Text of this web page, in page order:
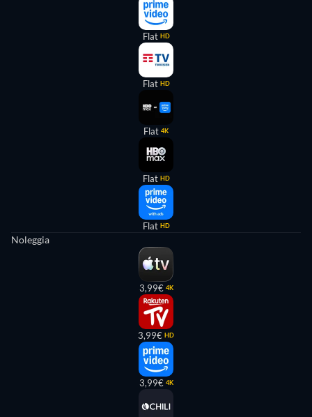
Flat HD
Flat HD
Flat 4K
Flat HD
Flat HD
Noleggia
3,99€ 4K
3,99€ HD
3,99€ 4K